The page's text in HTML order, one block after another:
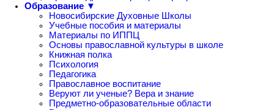
Образование ▼
Новосибирские Духовные Школы
Учебные пособия и материалы
Материалы по ИППЦ
Основы православной культуры в школе
Книжная полка
Психология
Педагогика
Православное воспитание
Веруют ли ученые? Вера и знание
Предметно-образовательные области